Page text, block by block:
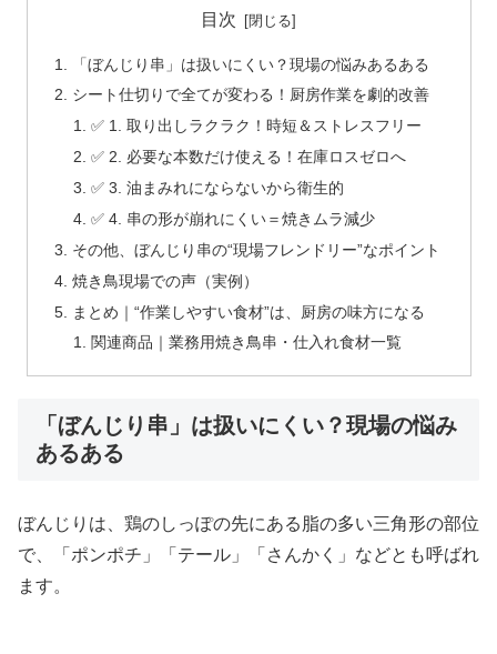
目次
「ぼんじり串」は扱いにくい？現場の悩みあるある
シート仕切りで全てが変わる！厨房作業を劇的改善
✅ 1. 取り出しラクラク！時短＆ストレスフリー
✅ 2. 必要な本数だけ使える！在庫ロスゼロへ
✅ 3. 油まみれにならないから衛生的
✅ 4. 串の形が崩れにくい＝焼きムラ減少
その他、ぼんじり串の“現場フレンドリー”なポイント
焼き鳥現場での声（実例）
まとめ｜“作業しやすい食材”は、厨房の味方になる
関連商品｜業務用焼き鳥串・仕入れ食材一覧
「ぼんじり串」は扱いにくい？現場の悩み
あるある
ぼんじりは、鶏のしっぽの先にある脂の多い三角形の部位
で、「ポンポチ」「テール」「さんかく」などとも呼ばれ
ます。